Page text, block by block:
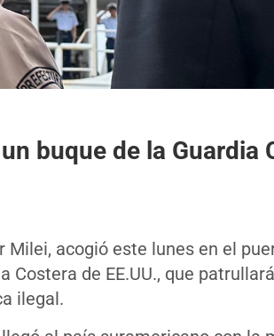
buque de la Guardia
acogió este lunes en el
Costera de EE.UU., que
ilegal.